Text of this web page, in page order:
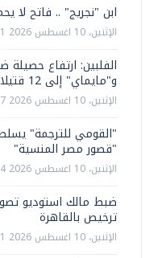
ابن "نجريج" .. فاتح لا
الإثنين، 10 اغسطس 2026 12:21 م
الفلبين: ارتفاع
و"مايماي" إلى 12 قتيلا
الإثنين، 10 اغسطس 2026 12:17 م
"القومي للترجمة"
"قصور مصر المنسية"
الإثنين، 10 اغسطس 2026 12:14 م
ضبط مالك استوديو
ترخيص بالقاهرة
الإثنين، 10 اغسطس 2026 12:11 م